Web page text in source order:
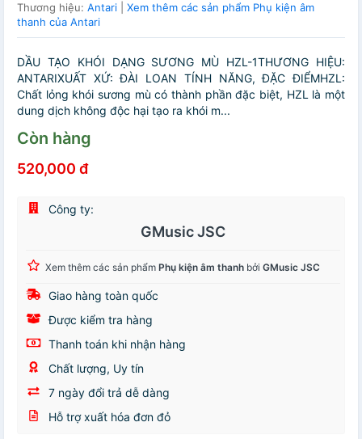
Thương hiệu: Antari
Xem thêm các sản phẩm Phụ kiện âm
thanh của Antari
DẦU TẠO KHÓI DẠNG SƯƠNG MÙ HZL-1THƯƠNG HIỆU:
ANTARIXUẤT XỨ: ĐÀI LOAN TÍNH NĂNG, ĐẶC ĐIỂMHZL:
Chất lỏng khói sương mù có thành phần đặc biệt, HZL là một
dung dịch không độc hại tạo ra khói m...
Còn hàng
520,000 đ
Công ty:
GMusic JSC
Xem thêm các sản phẩm Phụ kiện âm thanh bởi GMusic JSC
Giao hàng toàn quốc
Được kiểm tra hàng
Thanh toán khi nhận hàng
Chất lượng, Uy tín
7 ngày đổi trả dễ dàng
Hỗ trợ xuất hóa đơn đỏ